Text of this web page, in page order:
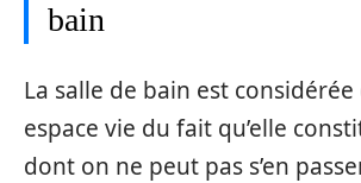
bain
La salle de bain est
espace vie du fait qu’elle
dont on ne peut pas s’en